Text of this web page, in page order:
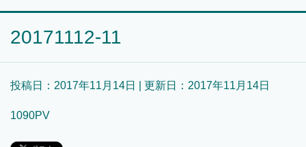
20171112-11
投稿日： 2017年11月14日 | 更新日： 2017年11月14日
1090PV